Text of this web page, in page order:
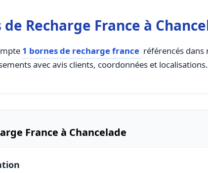
de Recharge France à
1 bornes de recharge france référencés
avec avis clients, coordonnées et localisations.
France à Chancelade